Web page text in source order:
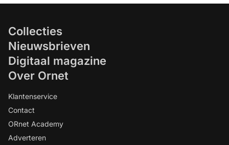
Collecties
Nieuwsbrieven
Digitaal magazine
Over Ornet
Klantenservice
Contact
ORnet Academy
Adverteren